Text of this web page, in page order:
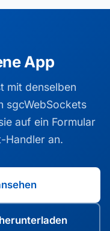
App
mit denselben
sgcWebSockets
auf ein Formular
Handler an.